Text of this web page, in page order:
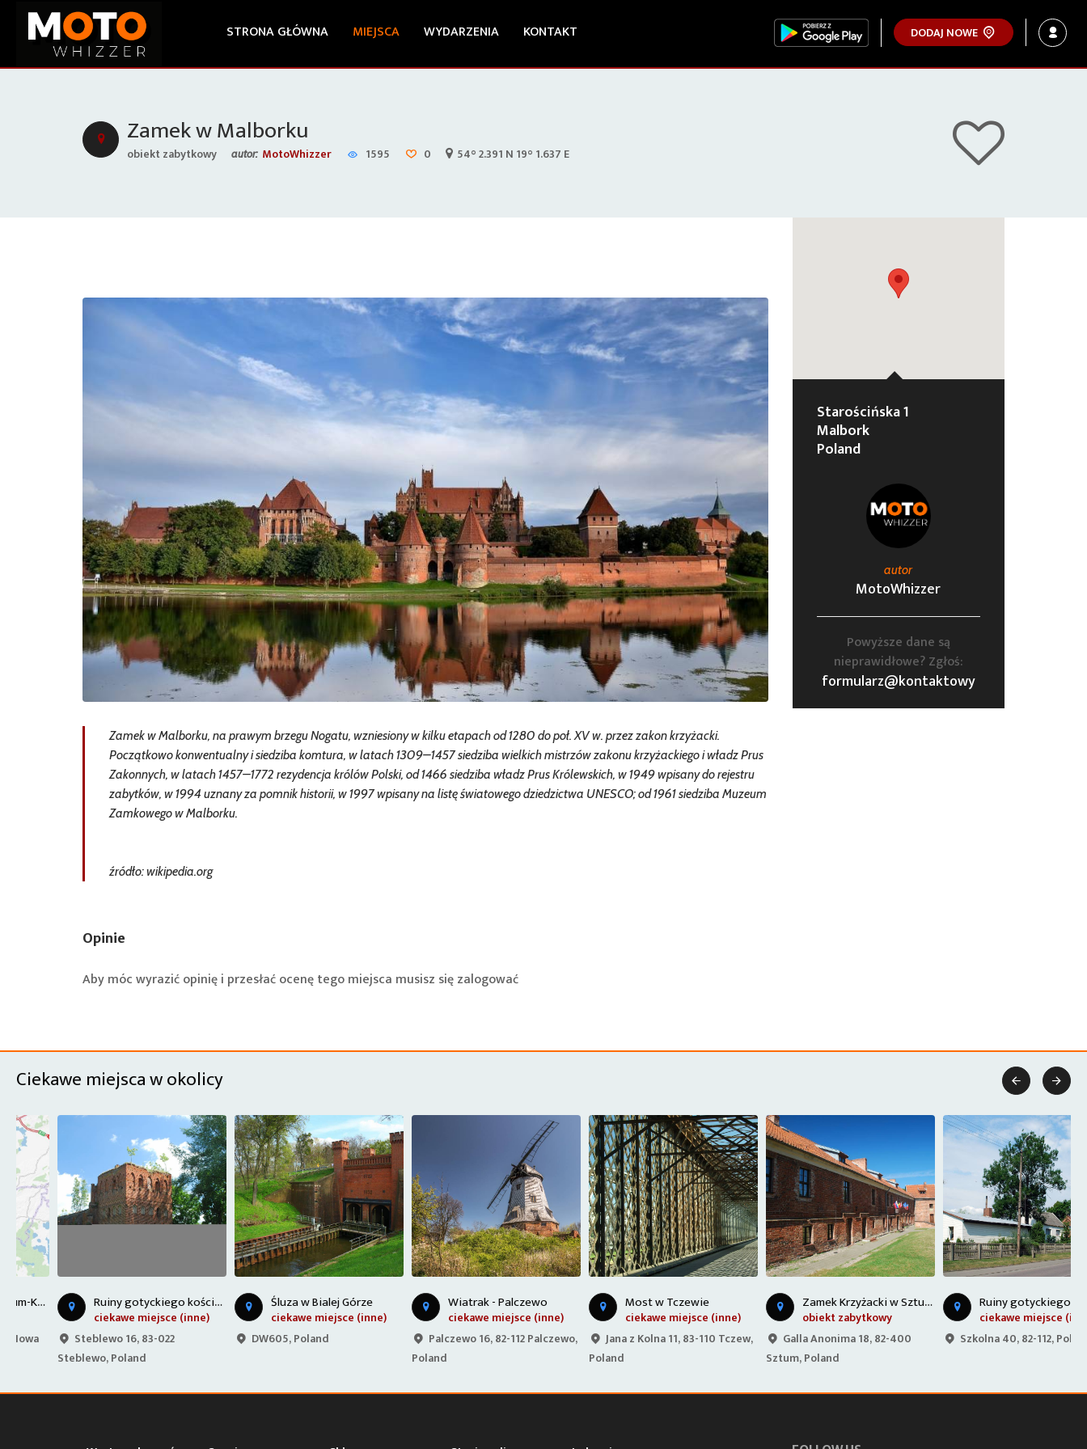
STRONA GŁÓWNA MIEJSCA WYDARZENIA KONTAKT DODAJ NOWE
Zamek w Malborku
obiekt zabytkowy autor: MotoWhizzer 1595 0 54° 2.391 N 19° 1.637 E
Zamek w Malborku, na prawym brzegu Nogatu, wzniesiony w kilku etapach od 1280 do poł. XV w. przez zakon krzyżacki.
Początkowo konwentualny i siedziba komtura, w latach 1309–1457 siedziba wielkich mistrzów zakonu krzyżackiego i władz Prus
Zakonnych, w latach 1457–1772 rezydencja królów Polski, od 1466 siedziba władz Prus Królewskich, w 1949 wpisany do rejestru
zabytków, w 1994 uznany za pomnik historii, w 1997 wpisany na listę światowego dziedzictwa UNESCO; od 1961 siedziba Muzeum
Zamkowego w Malborku.
źródło: wikipedia.org
Opinie
Aby móc wyrazić opinię i przesłać ocenę tego miejsca musisz sięzalogować
Starościńska 1
Malbork
Poland
autor
MotoWhizzer
Powyższe dane są
nieprawidłowe? Zgłoś:
formularz@kontaktowy
Ciekawe miejsca w okolicy
R
uiny gotyckiego kościoła - Stablewo
ciekawe miejsce (inne)
Steblewo 16, 83-022
Steblewo, Poland
Śluza w Bialej Górze
ciekawe miejsce (inne)
DW605, Poland
Wiatrak - Palczewo
ciekawe miejsce (inne)
Palczewo 16, 82-112 Palczewo,
Most w Tczewie
ciekawe miejsce (inne)
Jana z Kolna 11, 83-110 Tczew,
Z
amek Krzyżacki w Sztumie
obiekt zabytkowy
Galla Anonima 18, 82-400
Sztum, Poland
R
uiny gotyckiego kościoła - Ostaszewo
ciekawe miejsce (inne)
Szkolna 40, 82-112, Poland
 